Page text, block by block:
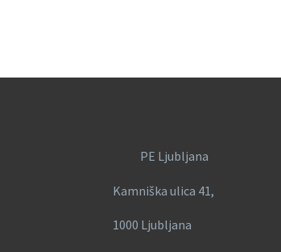
PE Ljubljana
Kamniška ulica 41,
1000 Ljubljana